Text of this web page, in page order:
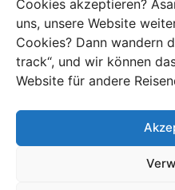
Cookies akzeptieren?
uns, unsere Website
Cookies? Dann wandern
track“, und wir können
Website für andere
Erlebnis
Taste of
Mit Sipho lernst du
wie es wirklich